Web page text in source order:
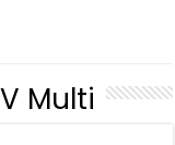
Multi